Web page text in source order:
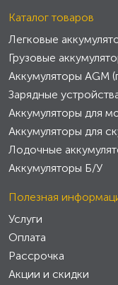
Каталог товаров
Легковые
Грузовые
Аккумуляторы AGM
Зарядные
Аккумуляторы для
Аккумуляторы для
Лодочные
Аккумуляторы Б/У
Полезная
Услуги
Оплата
Рассрочка
Акции и скидки